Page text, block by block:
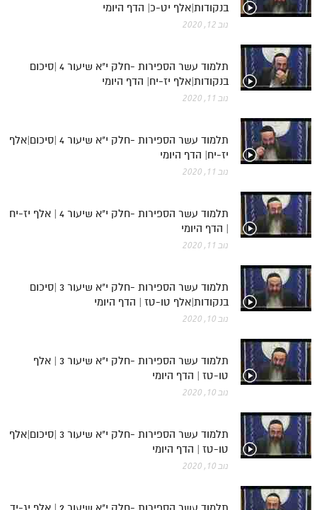
בנקודות|אלף יט-כ| הדף היומי
נוב 12, 2020
תלמוד עשר הספירות -חלק י"א שיעור 4 |סיכום
בנקודות|אלף יז-יח| הדף היומי
נוב 11, 2020
תלמוד עשר הספירות -חלק י"א שיעור 4 |סיכום|אלף
יז-יח| הדף היומי
נוב 11, 2020
תלמוד עשר הספירות -חלק י"א שיעור 4 | אלף יז-יח
| הדף היומי
נוב 11, 2020
תלמוד עשר הספירות -חלק י"א שיעור 3 |סיכום
בנקודות|אלף טו-טז | הדף היומי
נוב 10, 2020
תלמוד עשר הספירות -חלק י"א שיעור 3 | אלף
טו-טז | הדף היומי
נוב 10, 2020
תלמוד עשר הספירות -חלק י"א שיעור 3 |סיכום|אלף
טו-טז | הדף היומי
נוב 10, 2020